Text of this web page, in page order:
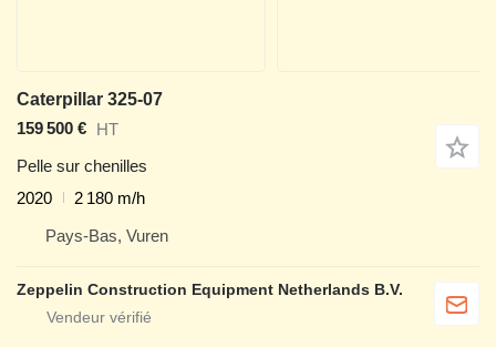
Caterpillar 325-07
159 500 € HT
Pelle sur chenilles
2020
2 180 m/h
Pays-Bas, Vuren
Zeppelin Construction Equipment Netherlands B.V.